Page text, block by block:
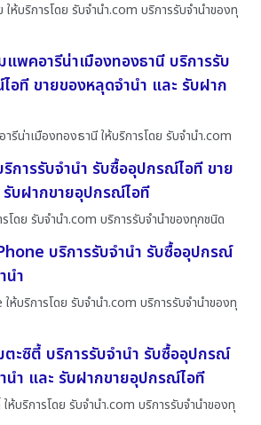
ให้บริการโดย รับจํานํา.com บริการรับจำนำของทุ
พคอารีน่าเมืองทองธานี บริการรับ
อที ขายของหลุดจำนำ และ รับฝาก
รีน่าเมืองทองธานี ให้บริการโดย รับจํานํา.com
การรับจำนำ รับซื้ออุปกรณ์ไอที ขาย
บฝากขายอุปกรณ์ไอที
โดย รับจํานํา.com บริการรับจำนำของทุกชนิด
บริการรับจำนำ รับซื้ออุปกรณ์
นำ
ห้บริการโดย รับจํานํา.com บริการรับจำนำของทุ
ะซิตี้ บริการรับจำนำ รับซื้ออุปกรณ์
นำ และ รับฝากขายอุปกรณ์ไอที
ห้บริการโดย รับจํานํา.com บริการรับจำนำของทุ